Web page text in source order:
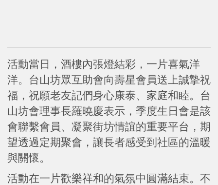
活動當日，酒樓內張燈結彩，一片喜氣洋
洋。台山坊眾互助會向壽星會員送上誠摯祝
福，祝願老友記們身心康泰、家庭和睦。台
山坊會理事長羅曉慶表示，季度生日會是該
會聯繫會員、凝聚街坊情誼的重要平台，期
望透過定期聚會，讓長者感受到社區的溫暖
與關懷。
活動在一片歡樂祥和的氣氛中圓滿結束。不